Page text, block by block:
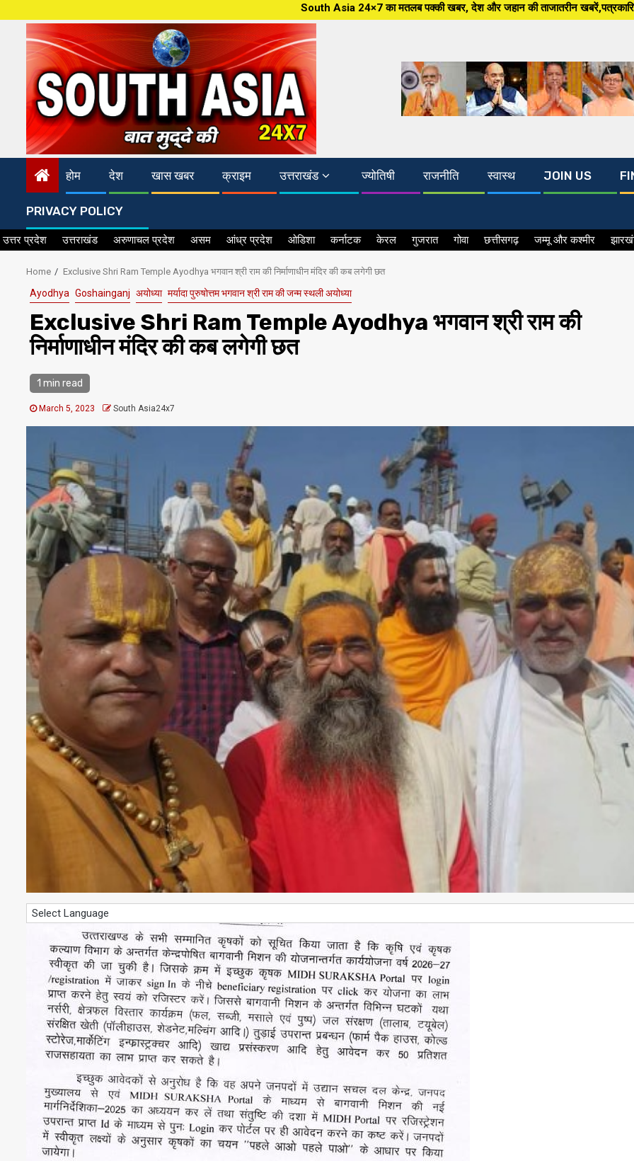
to
content
South Asia 24×7 का मतलब पक्की खबर, देश और जहान की ताजातरीन खबरें,पत्रकारिता की नई आधारशिला,
होम देश खास खबर क्राइम उत्तराखंड ज्योतिषी राजनीति स्वास्थ JOIN US
PRIVACY POLICY
उत्तर प्रदेश उत्तराखंड अरुणाचल प्रदेश असम आंध्र प्रदेश ओडिशा कर्नाटक केरल गुजरात गोवा छत्तीसगढ़ जम्मू और कश्मीर
Home Exclusive Shri Ram Temple Ayodhya भगवान श्री राम की निर्माणाधीन मंदिर की कब लगेगी छत
Ayodhya Goshainganj अयोध्या मर्यादा पुरुषोत्तम भगवान श्री राम की जन्म स्थली अयोध्या
Exclusive Shri Ram Temple Ayodhya भगवान श्री राम की
निर्माणाधीन मंदिर की कब लगेगी छत
1 min read
March 5, 2023 South Asia24x7